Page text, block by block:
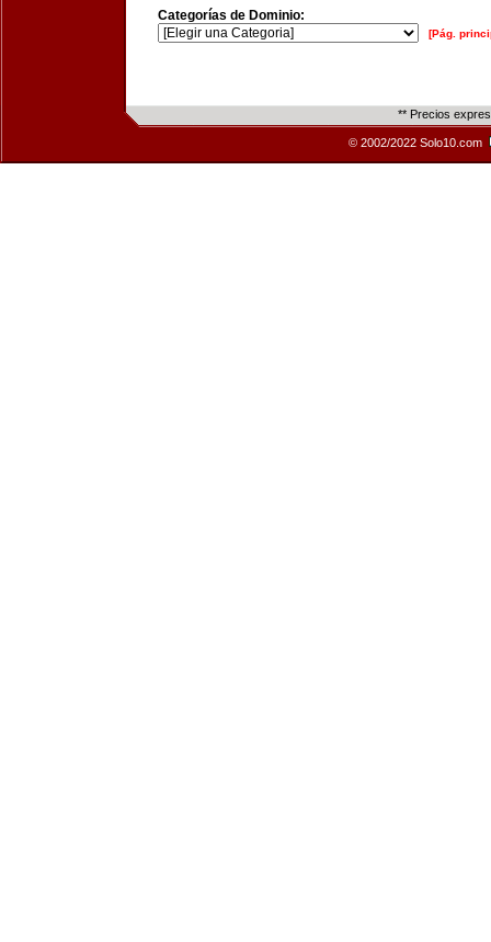
Categorías de Dominio:
[Pág.
** Precios
© 2002/2022 Solo10.com